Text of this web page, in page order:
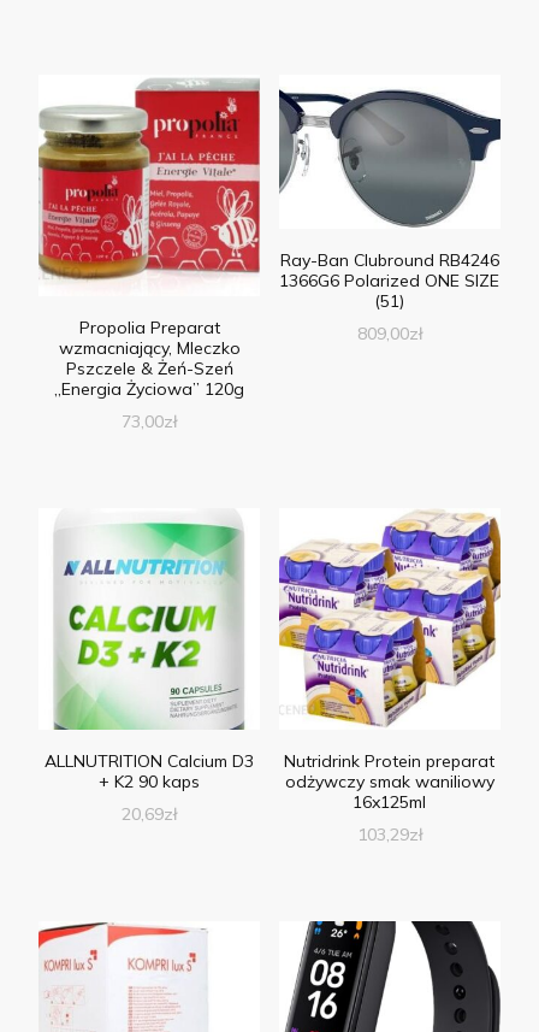
Propolia Preparat
wzmacniający, Mleczko
Pszczele & Żeń-Szeń
„Energia Życiowa” 120g
73,00zł
Ray-Ban Clubround RB4246
1366G6 Polarized ONE SIZE
(51)
809,00zł
ALLNUTRITION Calcium D3
+ K2 90 kaps
20,69zł
Nutridrink Protein preparat
odżywczy smak waniliowy
16x125ml
103,29zł